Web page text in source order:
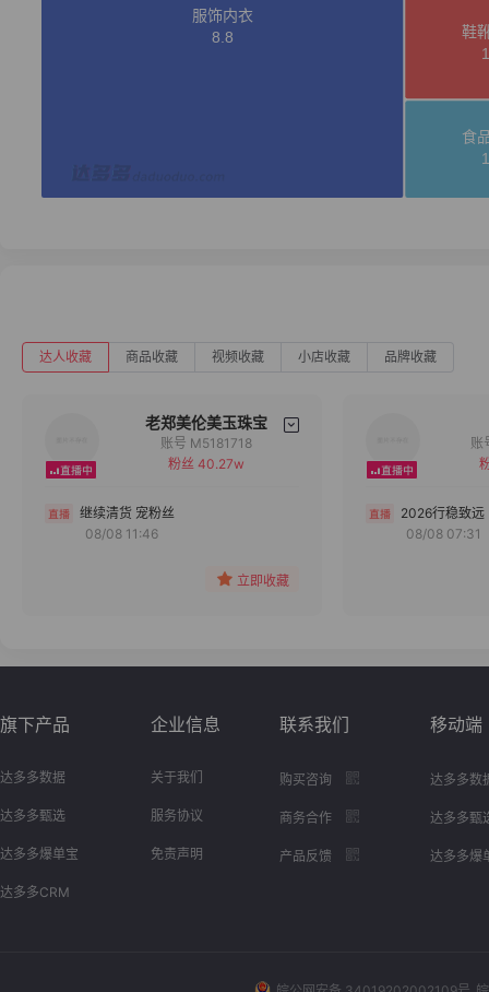
达人收藏 商品收藏 视频收藏 小店收藏 品牌收藏
老郑美伦美玉珠宝
备注
账号 M5181718
粉丝 40.27w
继续清货 宠粉丝
08/08 11:46
立即收藏
2026行稳致远
08/08 07:31
旗下产品
达多多数据
达多多甄选
达多多爆单宝
达多多CRM
企业信息
关于我们
服务协议
免责声明
联系我们
购买咨询
商务合作
产品反馈
移动端
达多多数
达多多甄
达多多爆